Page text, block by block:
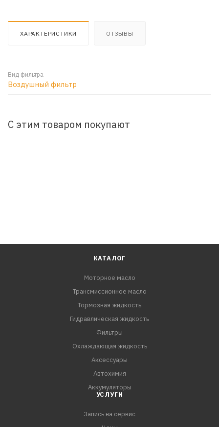
ХАРАКТЕРИСТИКИ ОТЗЫВЫ
Вид фильтра
Воздушный фильтр
С этим товаром покупают
КАТАЛОГ
Моторное масло
Трансмиссионное масло
Тормозная жидкость
Гидравлическая жидкость
Фильтры
Охлаждающая жидкость
Аксессуары
Автохимия
Аккумуляторы
УСЛУГИ
Запись на сервис